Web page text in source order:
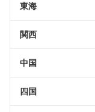
東海
関西
中国
四国